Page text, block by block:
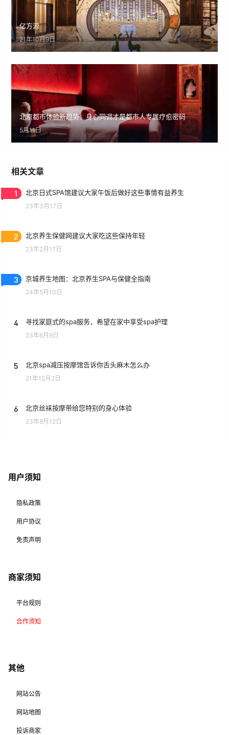
亿方源
21年10月9日
北京都市体验新趋势：身心同调才是都市人专属疗愈密码
5月11日
相关文章
1 北京日式SPA馆建议大家午饭后做好这些事情有益养生
23年3月17日
2 北京养生保健网建议大家吃这些保持年轻
23年2月17日
3 京城养生地图：北京养生SPA与保健全指南
24年5月10日
4 寻找家庭式的spa服务，希望在家中享受spa护理
23年6月9日
5 北京spa减压按摩馆告诉你舌头麻木怎么办
21年12月2日
6 北京丝袜按摩带给您特别的身心体验
23年8月12日
用户须知
隐私政策
用户协议
免责声明
商家须知
平台规则
合作须知
其他
网站公告
网站地图
投诉商家